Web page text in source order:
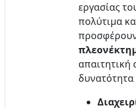
εργασίας
πολύτιμα
απαιτητική
δυνατότητα